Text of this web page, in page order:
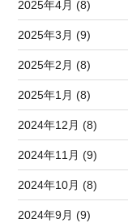
2025年4月 (8)
2025年3月 (9)
2025年2月 (8)
2025年1月 (8)
2024年12月 (8)
2024年11月 (9)
2024年10月 (8)
2024年9月 (9)